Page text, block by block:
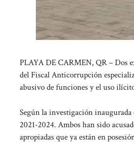
PLAYA DE CARMEN, QR – Dos
del Fiscal Anticorrupción
abusivo de funciones y el uso
Según la investigación
2021-2024. Ambos han sido
apropiadas que ya están en